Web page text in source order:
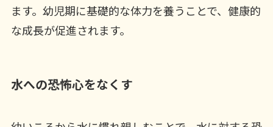
ます。幼児期に基礎的な体力を養うことで、健康的
な成長が促進されます。
水への恐怖心をなくす